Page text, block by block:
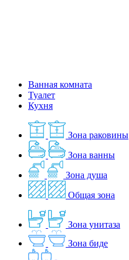
Ванная комната
Туалет
Кухня
Зона раковины
Зона ванны
Зона душа
Общая зона
Зона унитаза
Зона биде